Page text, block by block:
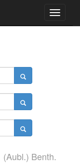
Menu
(Aubl.) Benth.